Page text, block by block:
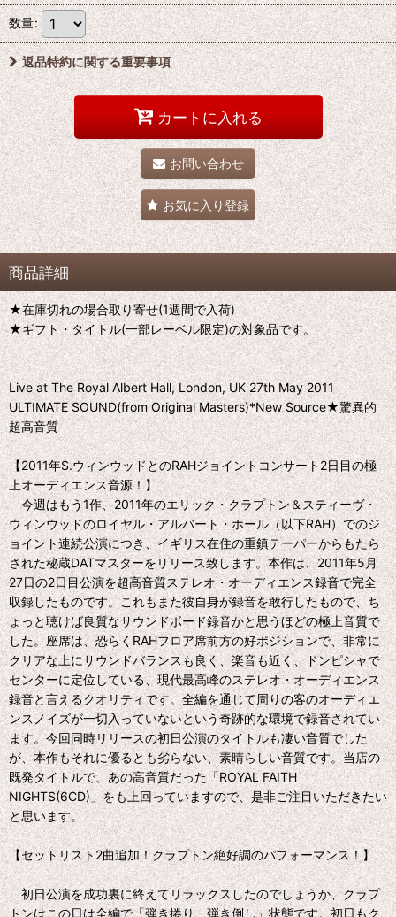
数量:
返品特約に関する重要事項
カートに入れる
お問い合わせ
お気に入り登録
商品詳細
★在庫切れの場合取り寄せ(1週間で入荷)
★ギフト・タイトル(一部レーベル限定)の対象品です。
Live at The Royal Albert Hall, London, UK 27th May 2011
ULTIMATE SOUND(from Original Masters)*New Source★驚異的
超高音質
【2011年S.ウィンウッドとのRAHジョイントコンサート2日目の極
上オーディエンス音源！】
今週はもう1作、2011年のエリック・クラプトン＆スティーヴ・
ウィンウッドのロイヤル・アルバート・ホール（以下RAH）でのジ
ョイント連続公演につき、イギリス在住の重鎮テーパーからもたら
された秘蔵DATマスターをリリース致します。本作は、2011年5月
27日の2日目公演を超高音質ステレオ・オーディエンス録音で完全
収録したものです。これもまた彼自身が録音を敢行したもので、ち
ょっと聴けば良質なサウンドボード録音かと思うほどの極上音質で
した。座席は、恐らくRAHフロア席前方の好ポジションで、非常に
クリアな上にサウンドバランスも良く、楽音も近く、ドンピシャで
センターに定位している、現代最高峰のステレオ・オーディエンス
録音と言えるクオリティです。全編を通じて周りの客のオーディエ
ンスノイズが一切入っていないという奇跡的な環境で録音されてい
ます。今回同時リリースの初日公演のタイトルも凄い音質でした
が、本作もそれに優るとも劣らない、素晴らしい音質です。当店の
既発タイトルで、あの高音質だった「ROYAL FAITH
NIGHTS(6CD)」をも上回っていますので、是非ご注目いただきたい
と思います。
【セットリスト2曲追加！クラプトン絶好調のパフォーマンス！】
初日公演を成功裏に終えてリラックスしたのでしょうか、クラプ
トンはこの日は全編で「弾き捲り、弾き倒し」状態です。初日もク